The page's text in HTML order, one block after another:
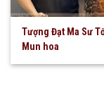
Tượng Đạt Ma Sư
Mun hoa